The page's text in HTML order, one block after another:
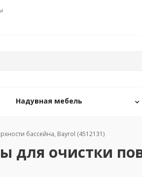
Надувная мебель
бассейна, Bayrol (4512131)
для очистки